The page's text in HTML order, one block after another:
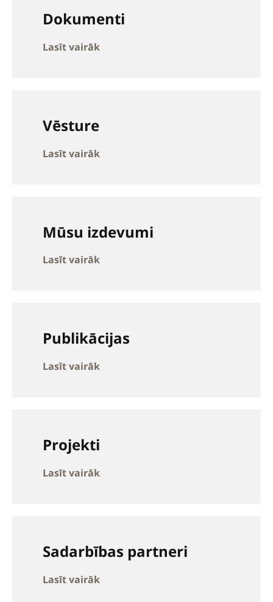
Dokumenti
Lasīt vairāk
Vēsture
Lasīt vairāk
Mūsu izdevumi
Lasīt vairāk
Publikācijas
Lasīt vairāk
Projekti
Lasīt vairāk
Sadarbības partneri
Lasīt vairāk